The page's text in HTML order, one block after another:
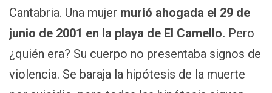
Cantabria. Una mujer murió ahogada el 29 de
junio de 2001 en la playa de El Camello. Pero
¿quién era? Su cuerpo no presentaba signos de
violencia. Se baraja la hipótesis de la muerte